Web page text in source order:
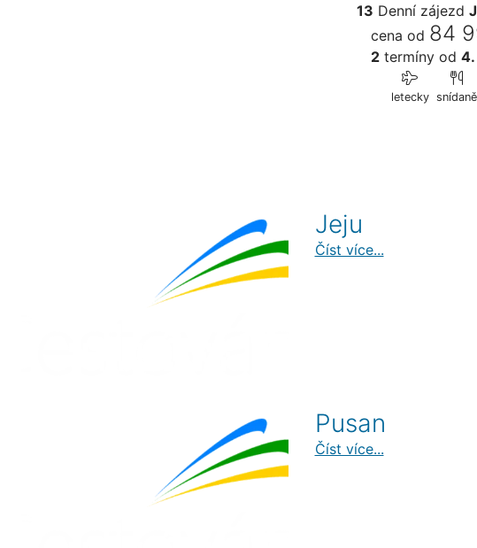
13 Denní zájezd
cena od 84
2 termíny od 4.
letecky snídaně
Jeju
Číst více...
Pusan
Číst více...